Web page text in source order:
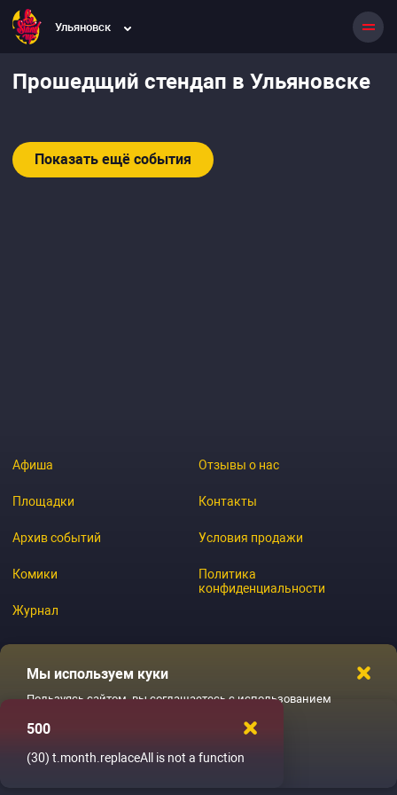
Ульяновск
Прошедщий стендап в Ульяновске
Показать ещё события
Афиша
Площадки
Архив событий
Комики
Журнал
Отзывы о нас
Контакты
Условия продажи
Политика
конфиденциальности
Мы используем куки
Пользуясь сайтом, вы соглашаетесь с использованием
Ладненько
500
(30) t.month.replaceAll is not a function